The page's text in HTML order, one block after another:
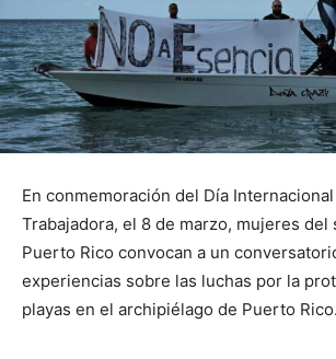
En conmemoración del Día
Trabajadora, el 8 de marzo, mujeres del
Puerto Rico convocan a un
experiencias sobre las luchas por la
playas en el archipiélago de Puerto Rico.